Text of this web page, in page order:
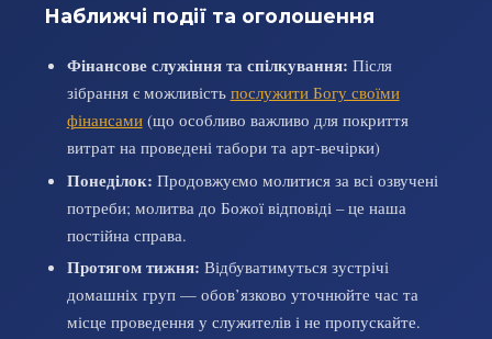
Наближчі події та оголошення
Фінансове служіння та спілкування: Після
зібрання є можливість послужити Богу своїми
фінансами(що особливо важливо для покриття
витрат на проведені табори та арт-вечірки)
Понеділок: Продовжуємо молитися за всі озвучені
потреби; молитва до Божої відповіді – це наша
постійна справа.
Протягом тижня: Відбуватимуться зустрічі
домашніх груп — обов’язково уточнюйте час та
місце проведення у служителів і не пропускайте.